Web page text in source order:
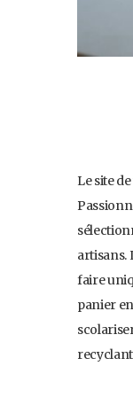
Le site
artisans.
faire
panier